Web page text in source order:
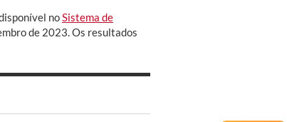
no Sistema de
de 2023. Os resultados